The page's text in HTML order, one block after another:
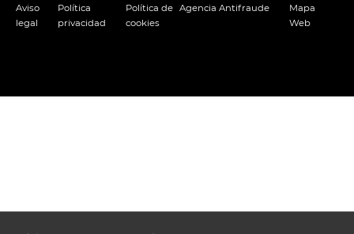
Aviso
legal
Política
privacidad
Política de
cookies
Agencia Antifraude
Mapa
Web